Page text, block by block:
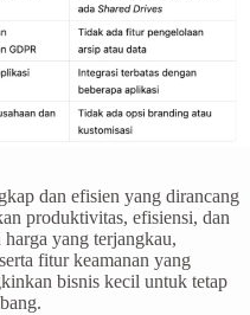
dan efisien yang dirancang
produktivitas, efisiensi, dan
yang terjangkau,
fitur keamanan yang
bisnis kecil untuk tetap